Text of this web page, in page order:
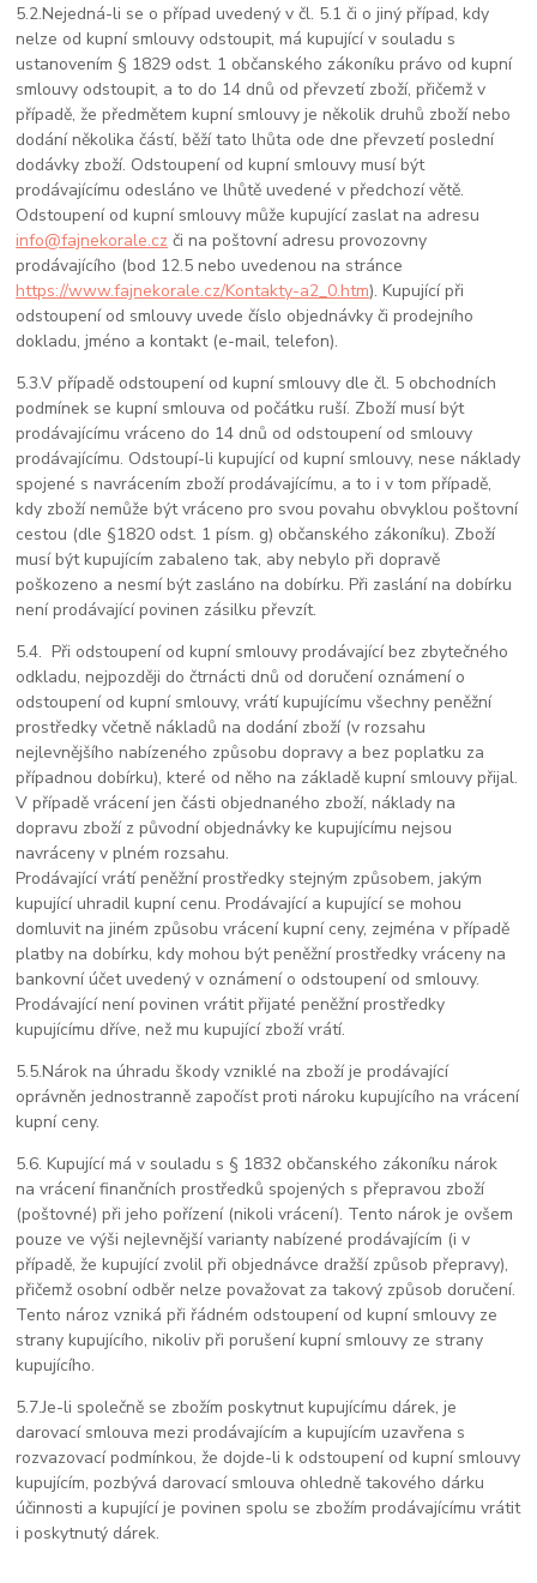
5.2.Nejedná-li se o případ uvedený v čl. 5.1 či o jiný případ, kdy
nelze od kupní smlouvy odstoupit, má kupující v souladu s
ustanovením § 1829 odst. 1 občanského zákoníku právo od kupní
smlouvy odstoupit, a to do 14 dnů od převzetí zboží, přičemž v
případě, že předmětem kupní smlouvy je několik druhů zboží nebo
dodání několika částí, běží tato lhůta ode dne převzetí poslední
dodávky zboží. Odstoupení od kupní smlouvy musí být
prodávajícímu odesláno ve lhůtě uvedené v předchozí větě.
Odstoupení od kupní smlouvy může kupující zaslat na adresu
info@fajnekorale.cz či na poštovní adresu provozovny
prodávajícího (bod 12.5 nebo uvedenou na stránce
https://www.fajnekorale.cz/Kontakty-a2_0.htm). Kupující při
odstoupení od smlouvy uvede číslo objednávky či prodejního
dokladu, jméno a kontakt (e-mail, telefon).
5.3.V případě odstoupení od kupní smlouvy dle čl. 5 obchodních
podmínek se kupní smlouva od počátku ruší. Zboží musí být
prodávajícímu vráceno do 14 dnů od odstoupení od smlouvy
prodávajícímu. Odstoupí-li kupující od kupní smlouvy, nese náklady
spojené s navrácením zboží prodávajícímu, a to i v tom případě,
kdy zboží nemůže být vráceno pro svou povahu obvyklou poštovní
cestou (dle §1820 odst. 1 písm. g) občanského zákoníku). Zboží
musí být kupujícím zabaleno tak, aby nebylo při dopravě
poškozeno a nesmí být zasláno na dobírku. Při zaslání na dobírku
není prodávající povinen zásilku převzít.
5.4. Při odstoupení od kupní smlouvy prodávající bez zbytečného
odkladu, nejpozději do čtrnácti dnů od doručení oznámení o
odstoupení od kupní smlouvy, vrátí kupujícímu všechny peněžní
prostředky včetně nákladů na dodání zboží (v rozsahu
nejlevnějšího nabízeného způsobu dopravy a bez poplatku za
případnou dobírku), které od něho na základě kupní smlouvy přijal.
V případě vrácení jen části objednaného zboží, náklady na
dopravu zboží z původní objednávky ke kupujícímu nejsou
navráceny v plném rozsahu.
Prodávající vrátí peněžní prostředky stejným způsobem, jakým
kupující uhradil kupní cenu. Prodávající a kupující se mohou
domluvit na jiném způsobu vrácení kupní ceny, zejména v případě
platby na dobírku, kdy mohou být peněžní prostředky vráceny na
bankovní účet uvedený v oznámení o odstoupení od smlouvy.
Prodávající není povinen vrátit přijaté peněžní prostředky
kupujícímu dříve, než mu kupující zboží vrátí.
5.5.Nárok na úhradu škody vzniklé na zboží je prodávající
oprávněn jednostranně započíst proti nároku kupujícího na vrácení
kupní ceny.
5.6. Kupující má v souladu s § 1832 občanského zákoníku nárok
na vrácení finančních prostředků spojených s přepravou zboží
(poštovné) při jeho pořízení (nikoli vrácení). Tento nárok je ovšem
pouze ve výši nejlevnější varianty nabízené prodávajícím (i v
případě, že kupující zvolil při objednávce dražší způsob přepravy),
přičemž osobní odběr nelze považovat za takový způsob doručení.
Tento nároz vzniká při řádném odstoupení od kupní smlouvy ze
strany kupujícího, nikoliv při porušení kupní smlouvy ze strany
kupujícího.
5.7.Je-li společně se zbožím poskytnut kupujícímu dárek, je
darovací smlouva mezi prodávajícím a kupujícím uzavřena s
rozvazovací podmínkou, že dojde-li k odstoupení od kupní smlouvy
kupujícím, pozbývá darovací smlouva ohledně takového dárku
účinnosti a kupující je povinen spolu se zbožím prodávajícímu vrátit
i poskytnutý dárek.